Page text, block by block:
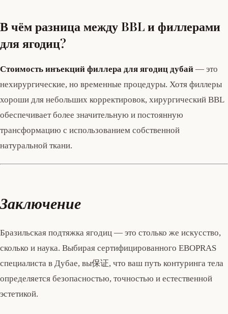
В чём разница между BBL и филлерами
для ягодиц?
Стоимость инъекций филлера для ягодиц дубай — это
нехирургические, но временные процедуры. Хотя филлеры
хороши для небольших корректировок, хирургический BBL
обеспечивает более значительную и постоянную
трансформацию с использованием собственной
натуральной ткани.
Заключение
Бразильская подтяжка ягодиц — это столько же искусство,
сколько и наука. Выбирая сертифицированного EBOPRAS
специалиста в Дубае, вы保证, что ваш путь контуринга тела
определяется безопасностью, точностью и естественной
эстетикой.